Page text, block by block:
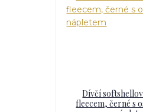
Dívčí
fleecem, černé s